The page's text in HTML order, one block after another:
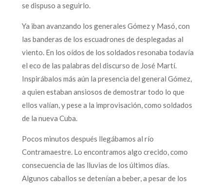
se dispuso a seguirlo.
Ya iban avanzando los generales Gómez y Masó, con
las banderas de los escuadrones de desplegadas al
viento. En los oídos de los soldados resonaba todavía
el eco de las palabras del discurso de José Martí.
Inspirábalos más aún la presencia del general Gómez,
a quien estaban ansiosos de demostrar todo lo que
ellos valían, y pese a la improvisación, como soldados
de la nueva Cuba.
Pocos minutos después llegábamos al río
Contramaestre. Lo encontramos algo crecido, como
consecuencia de las lluvias de los últimos días.
Algunos caballos se detenían a beber, a pesar de los